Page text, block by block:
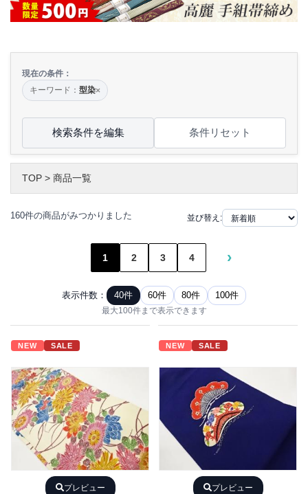
現在の条件：
キーワード： 型染×
検索条件を編集 条件リセット
TOP > 商品一覧
160件の商品がみつかりました 並び替え:
1 2 3 4 ›
表示件数： 40件 60件 80件 100件
最大100件まで表示できます
NEW SALE
プレビュー
NEW SALE
プレビュー